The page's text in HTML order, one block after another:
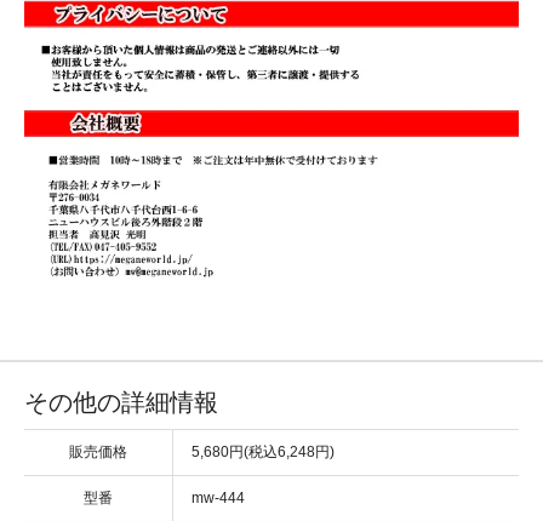
その他の詳細情報
販売価格 5,680円(税込6,248円)
型番 mw-444